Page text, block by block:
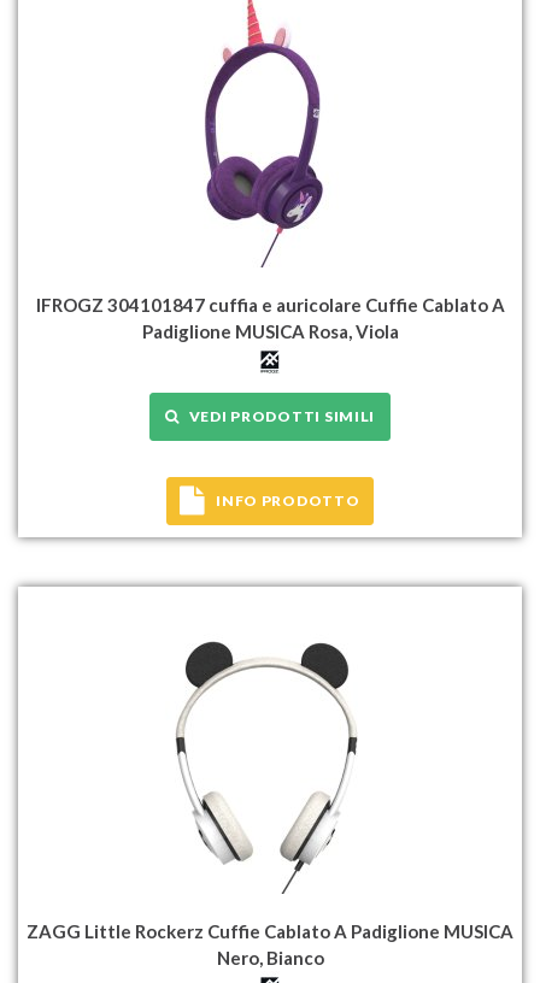
IFROGZ 304101847 cuffia e auricolare Cuffie Cablato A
Padiglione MUSICA Rosa, Viola
VEDI PRODOTTI SIMILI
INFO PRODOTTO
ZAGG Little Rockerz Cuffie Cablato A Padiglione MUSICA
Nero, Bianco